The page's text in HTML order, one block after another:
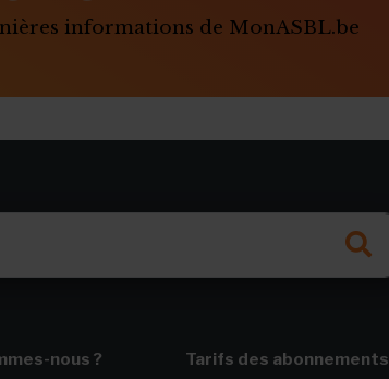
informations de MonASBL.be
nous ? Tarifs des abonnements